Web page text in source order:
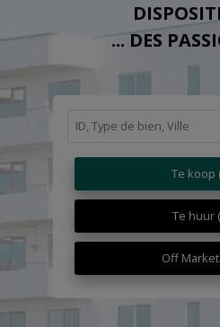
... DES
Te koop
Te huur
Off Market